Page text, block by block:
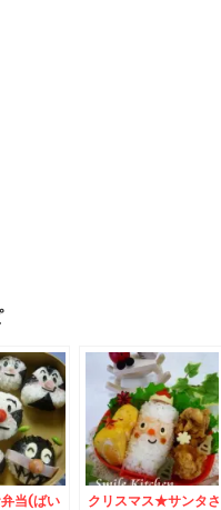
当(ばい
クリスマス★サンタさ